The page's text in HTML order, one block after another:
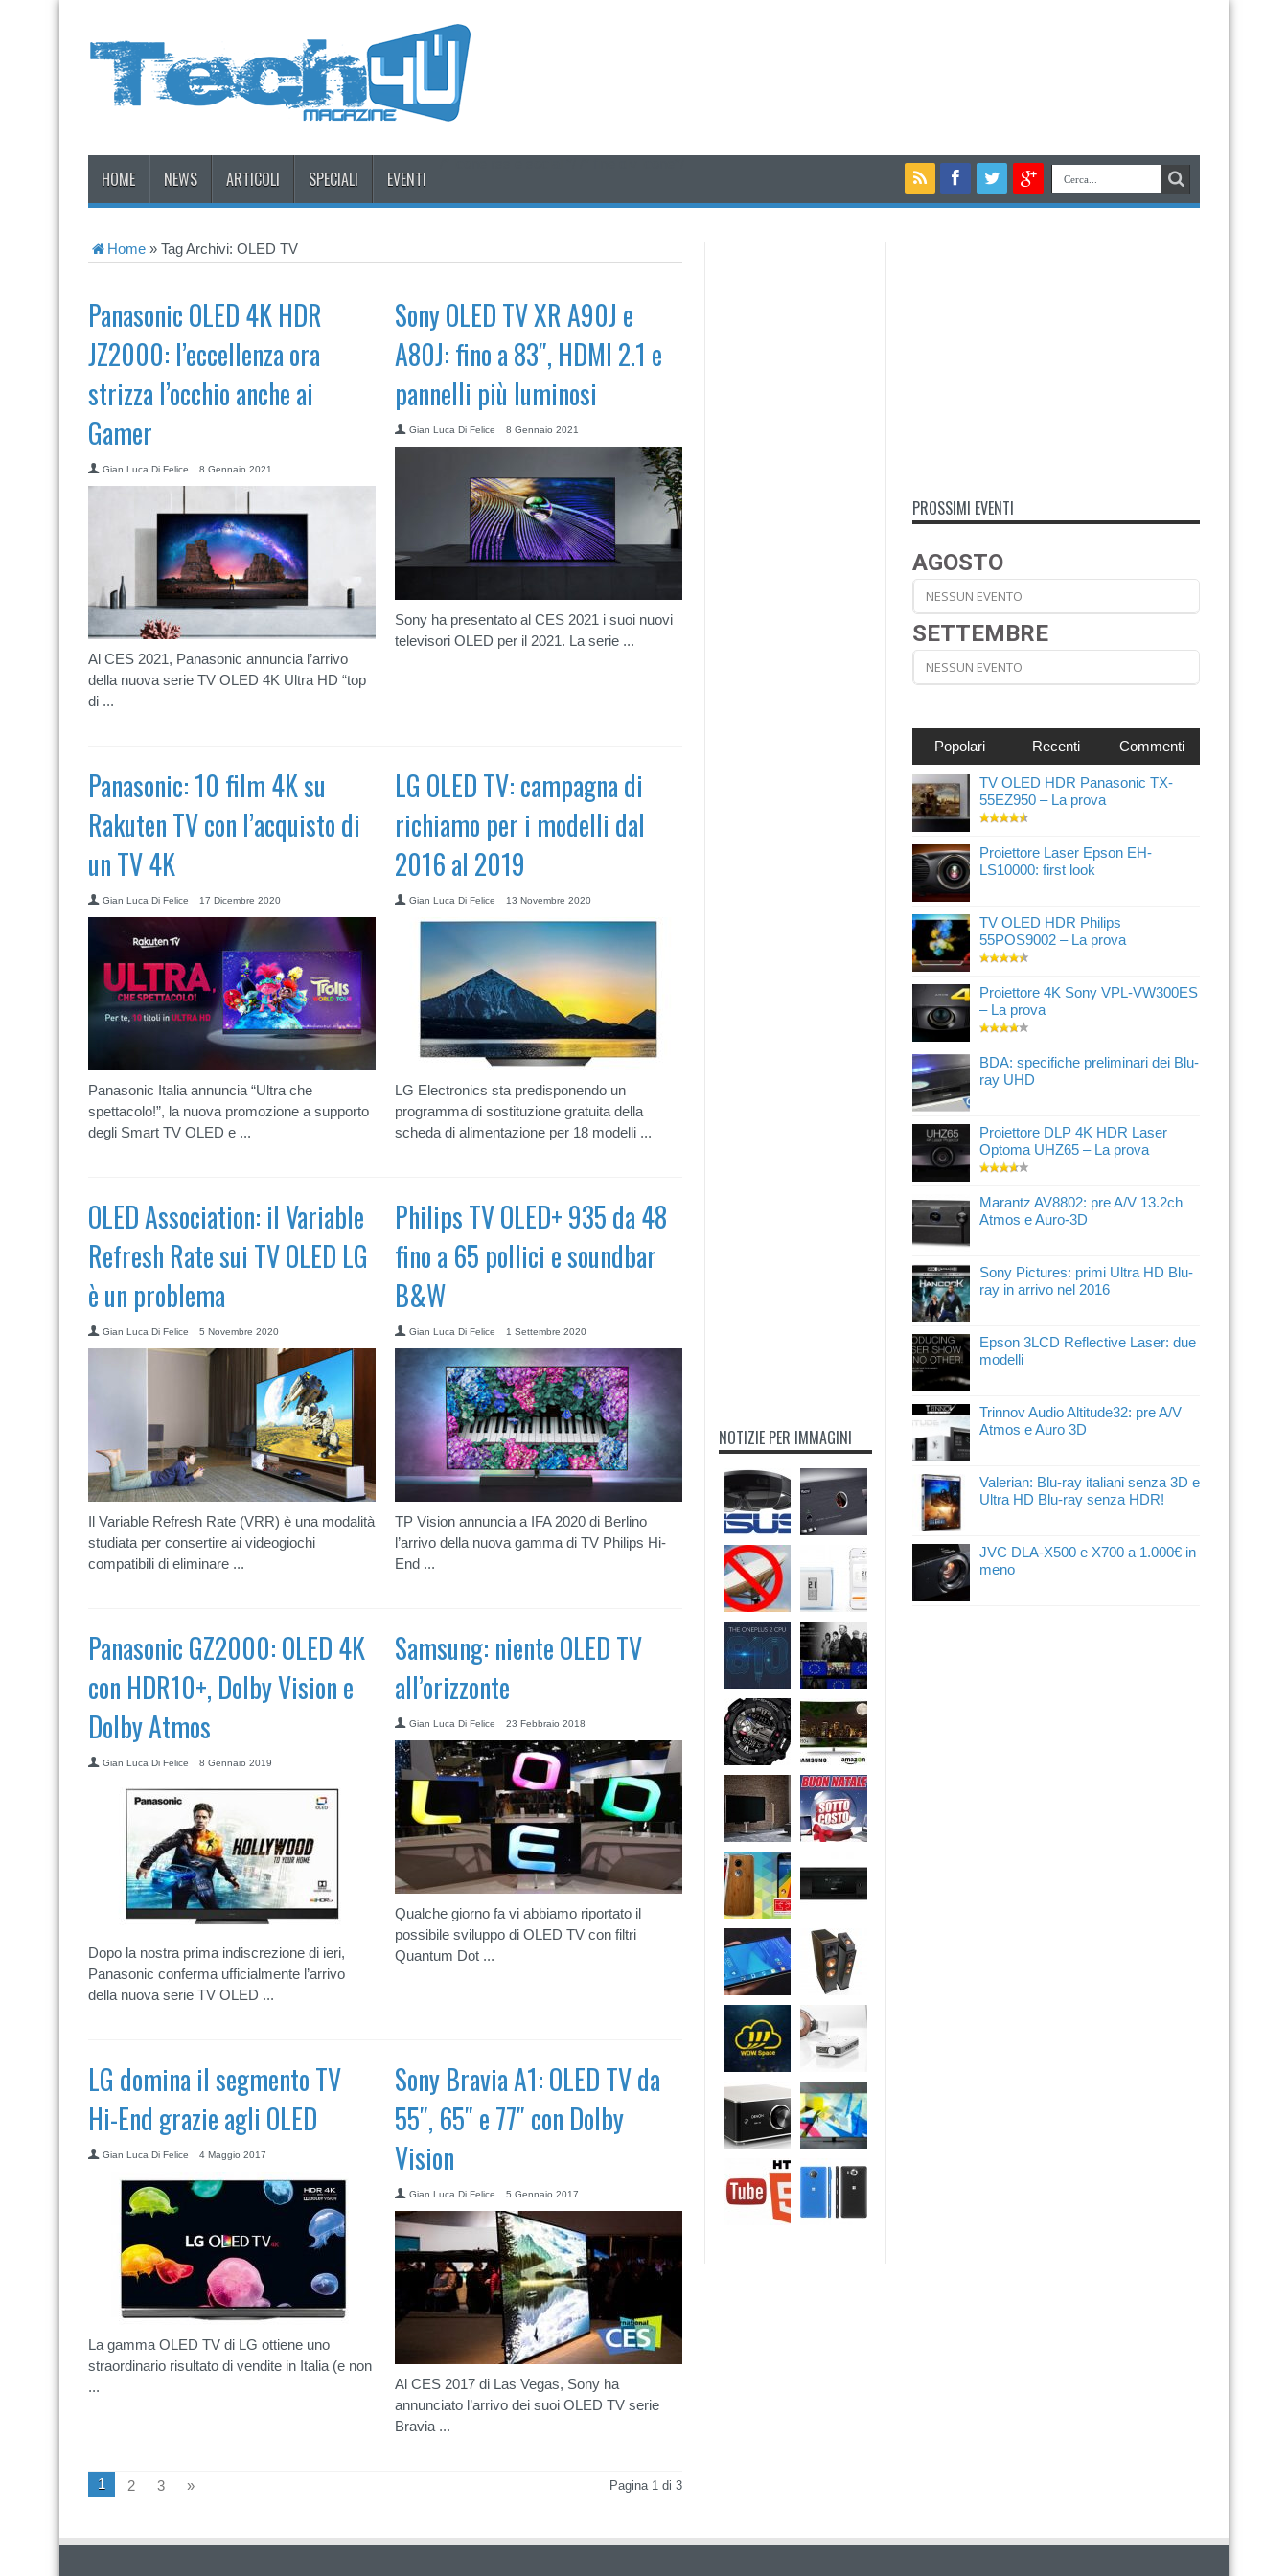
HOME NEWS ARTICOLI SPECIALI EVENTI
Home » Tag Archivi: OLED TV
Panasonic OLED 4K HDR
JZ2000: l’eccellenza ora
strizza l’occhio anche ai
Gamer
Gian Luca Di Felice 8 Gennaio 2021
Al CES 2021, Panasonic annuncia l’arrivo
della nuova serie TV OLED 4K Ultra HD “top
di ...
Sony OLED TV XR A90J e
A80J: fino a 83″, HDMI 2.1 e
pannelli più luminosi
Gian Luca Di Felice 8 Gennaio 2021
Sony ha presentato al CES 2021 i suoi nuovi
televisori OLED per il 2021. La serie ...
Panasonic: 10 film 4K su
Rakuten TV con l’acquisto di
un TV 4K
Gian Luca Di Felice 17 Dicembre 2020
Panasonic Italia annuncia “Ultra che
spettacolo!”, la nuova promozione a supporto
degli Smart TV OLED e ...
LG OLED TV: campagna di
richiamo per i modelli dal
2016 al 2019
Gian Luca Di Felice 13 Novembre 2020
LG Electronics sta predisponendo un
programma di sostituzione gratuita della
scheda di alimentazione per 18 modelli ...
OLED Association: il Variable
Refresh Rate sui TV OLED LG
è un problema
Gian Luca Di Felice 5 Novembre 2020
Il Variable Refresh Rate (VRR) è una modalità
studiata per consertire ai videogiochi
compatibili di eliminare ...
Philips TV OLED+ 935 da 48
fino a 65 pollici e soundbar
B&W
Gian Luca Di Felice 1 Settembre 2020
TP Vision annuncia a IFA 2020 di Berlino
l’arrivo della nuova gamma di TV Philips Hi-
End ...
Panasonic GZ2000: OLED 4K
con HDR10+, Dolby Vision e
Dolby Atmos
Gian Luca Di Felice 8 Gennaio 2019
Dopo la nostra prima indiscrezione di ieri,
Panasonic conferma ufficialmente l’arrivo
della nuova serie TV OLED ...
Samsung: niente OLED TV
all’orizzonte
Gian Luca Di Felice 23 Febbraio 2018
Qualche giorno fa vi abbiamo riportato il
possibile sviluppo di OLED TV con filtri
Quantum Dot ...
LG domina il segmento TV
Hi-End grazie agli OLED
Gian Luca Di Felice 4 Maggio 2017
La gamma OLED TV di LG ottiene uno
straordinario risultato di vendite in Italia (e non
...
Sony Bravia A1: OLED TV da
55″, 65″ e 77″ con Dolby
Vision
Gian Luca Di Felice 5 Gennaio 2017
Al CES 2017 di Las Vegas, Sony ha
annunciato l’arrivo dei suoi OLED TV serie
Bravia ...
Pagina 1 di 3
1 2 3 »
NOTIZIE PER IMMAGINI
PROSSIMI EVENTI
AGOSTO
NESSUN EVENTO
SETTEMBRE
NESSUN EVENTO
Popolari Recenti Commenti
TV OLED HDR Panasonic TX-
55EZ950 – La prova
Proiettore Laser Epson EH-
LS10000: first look
TV OLED HDR Philips
55POS9002 – La prova
Proiettore 4K Sony VPL-VW300ES
– La prova
BDA: specifiche preliminari dei Blu-
ray UHD
Proiettore DLP 4K HDR Laser
Optoma UHZ65 – La prova
Marantz AV8802: pre A/V 13.2ch
Atmos e Auro-3D
Sony Pictures: primi Ultra HD Blu-
ray in arrivo nel 2016
Epson 3LCD Reflective Laser: due
modelli
Trinnov Audio Altitude32: pre A/V
Atmos e Auro 3D
Valerian: Blu-ray italiani senza 3D e
Ultra HD Blu-ray senza HDR!
JVC DLA-X500 e X700 a 1.000€ in
meno